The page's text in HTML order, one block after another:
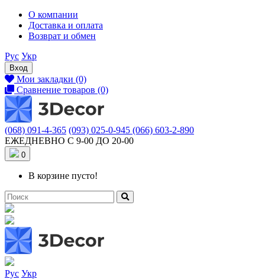
О компании
Доставка и оплата
Возврат и обмен
Рус Укр
Вход
Мои закладки (0)
Сравнение товаров (0)
(068) 091-4-365 (093) 025-0-945 (066) 603-2-890
ЕЖЕДНЕВНО С 9-00 ДО 20-00
0
В корзине пусто!
Рус Укр